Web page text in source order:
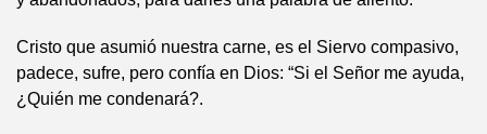
Cristo que asumió nuestra carne, es el Siervo compasivo,
padece, sufre, pero confía en Dios: “Si el Señor me ayuda,
¿Quién me condenará?.